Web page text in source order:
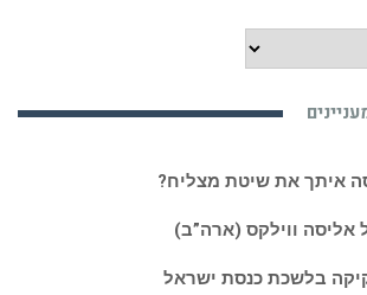
איתך את שיטת מצליח?
אליסה ווילקס (ארה”ב)
בלשכת כנסת ישראל